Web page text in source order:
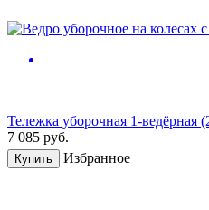
Тележка уборочная 1-
7 085 руб.
Купить Избранное